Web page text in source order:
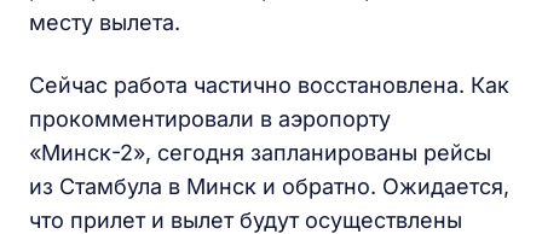
месту вылета.
Сейчас работа частично восстановлена. Как
прокомментировали в аэропорту
«Минск-2», сегодня запланированы рейсы
из Стамбула в Минск и обратно. Ожидается,
что прилет и вылет будут осуществлены